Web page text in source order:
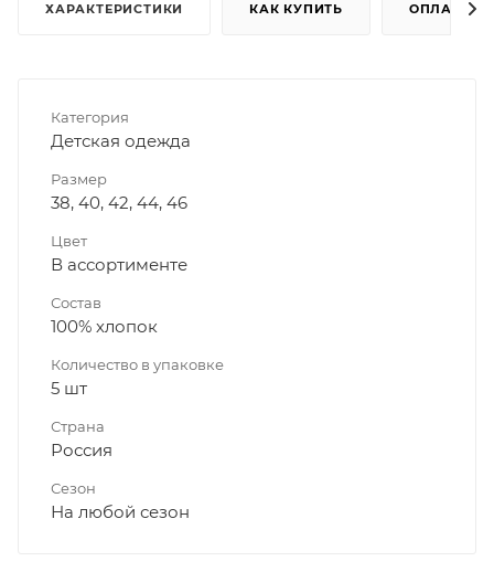
ХАРАКТЕРИСТИКИ КАК КУПИТЬ ОПЛАТА
Категория
Детская одежда
Размер
38, 40, 42, 44, 46
Цвет
В ассортименте
Состав
100% хлопок
Количество в упаковке
5 шт
Страна
Россия
Сезон
На любой сезон